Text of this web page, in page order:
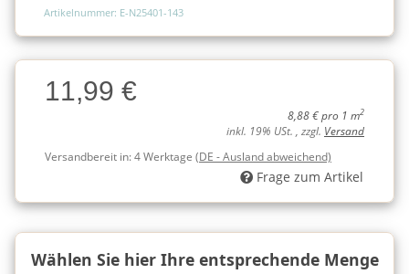
Artikelnummer: E-N25401-143
Charge
Charge11,99 €
8,88 € pro 1 m2
inkl. 19% USt. , zzgl. Versand
Versandbereit in:4 Werktage (DE - Ausland abweichend)
Frage zum Artikel
Wählen Sie hier Ihre entsprechende Menge